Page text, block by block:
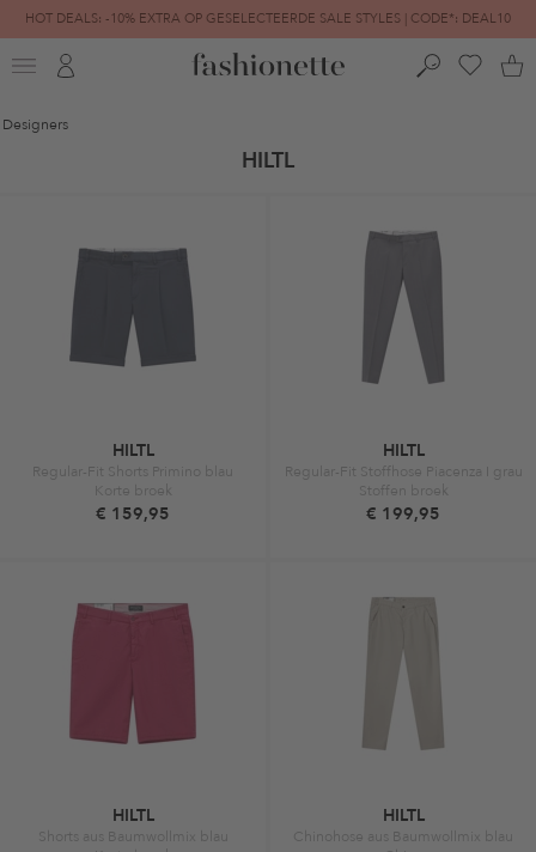
HOT DEALS: -10% EXTRA OP GESELECTEERDE SALE STYLES | CODE*: DEAL10
FINAL SALE | TOT -80% GEREDUCEERD
Designers
HILTL
HILTL
Regular-Fit Shorts Primino blau
Korte broek
€ 159,95
HILTL
Regular-Fit Stoffhose Piacenza I grau
Stoffen broek
€ 199,95
HILTL
Shorts aus Baumwollmix blau
HILTL
Chinohose aus Baumwollmix blau